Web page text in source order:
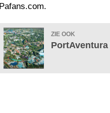
Pafans.com.
ZIE OOK